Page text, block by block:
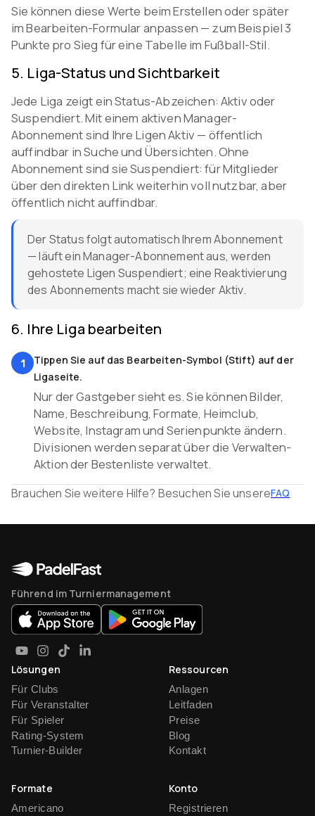
Sie können diese Werte beim Erstellen oder später
im Bearbeiten-Formular anpassen — zum Beispiel 3
Punkte pro Sieg für eine Tabelle im Fußball-Stil.
5. Liga-Status und Sichtbarkeit
Jede Liga zeigt ein Status-Abzeichen: Aktiv oder
Suspendiert. Mit einem aktiven Manager-
Abonnement sind Ihre Ligen Aktiv — öffentlich
auffindbar in Suche und Übersichten. Ohne
Abonnement sind sie Suspendiert: für Mitglieder
über den direkten Link weiterhin voll nutzbar, aber
öffentlich nicht auffindbar.
Der Status folgt automatisch Ihrem Abonnement
— läuft ein Manager-Abonnement aus, werden
gehostete Ligen Suspendiert; eine Reaktivierung
des Abonnements macht sie wieder Aktiv.
6. Ihre Liga bearbeiten
1
Tippen Sie auf das Bearbeiten-Symbol (Stift) auf der
Ligaseite.
Nur der Gastgeber sieht es. Sie können Bilder,
Name, Beschreibung, Formate, Heimclub,
Website, Instagram und Serienpunkte ändern.
Divisionen werden separat über die Verwalten-
Aktion der Bestenliste verwaltet.
Brauchen Sie weitere Hilfe? Besuchen Sie unsereFAQ
Führend im Turniermanagement
Lösungen
Für Clubs
Für Veranstalter
Für Spieler
Rating-System
Turnier-Builder
Ressourcen
Anlagen
Leitfaden
Preise
Blog
Kontakt
Formate
Americano
Konto
Registrieren